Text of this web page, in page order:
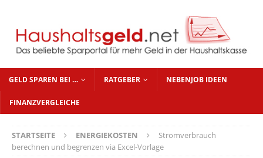
GELD SPAREN BEI … RATGEBER NEBENJOB IDEEN
FINANZVERGLEICHE
STARTSEITE ENERGIEKOSTEN
Stromverbrauch
berechnen und begrenzen via Excel-Vorlage